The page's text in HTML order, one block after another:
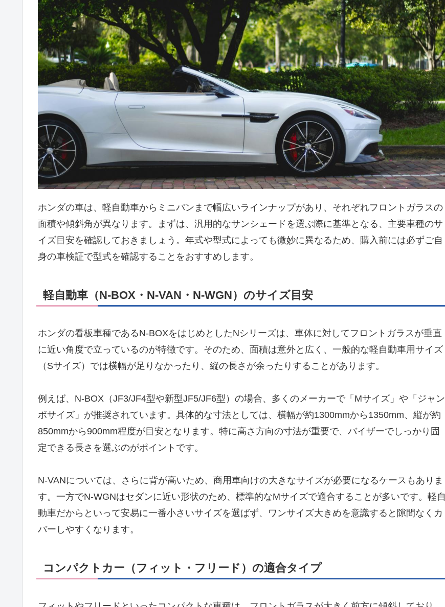
ホンダの車は、軽自動車からミニバンまで幅広いラインナップがあり、それぞれフロントガラスの
面積や傾斜角が異なります。まずは、汎用的なサンシェードを選ぶ際に基準となる、主要車種のサ
イズ目安を確認しておきましょう。年式や型式によっても微妙に異なるため、購入前には必ずご自
身の車検証で型式を確認することをおすすめします。
軽自動車（N-BOX・N-VAN・N-WGN）のサイズ目安
ホンダの看板車種であるN-BOXをはじめとしたNシリーズは、車体に対してフロントガラスが垂直
に近い角度で立っているのが特徴です。そのため、面積は意外と広く、一般的な軽自動車用サイズ
（Sサイズ）では横幅が足りなかったり、縦の長さが余ったりすることがあります。
例えば、N-BOX（JF3/JF4型や新型JF5/JF6型）の場合、多くのメーカーで「Mサイズ」や「ジャン
ボサイズ」が推奨されています。具体的な寸法としては、横幅が約1300mmから1350mm、縦が約
850mmから900mm程度が目安となります。特に高さ方向の寸法が重要で、バイザーでしっかり固
定できる長さを選ぶのがポイントです。
N-VANについては、さらに背が高いため、商用車向けの大きなサイズが必要になるケースもありま
す。一方でN-WGNはセダンに近い形状のため、標準的なMサイズで適合することが多いです。軽自
動車だからといって安易に一番小さいサイズを選ばず、ワンサイズ大きめを意識すると隙間なくカ
バーしやすくなります。
コンパクトカー（フィット・フリード）の適合タイプ